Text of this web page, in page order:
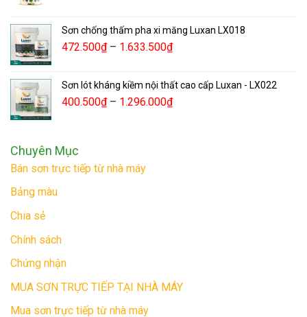
Sơn chống thấm pha xi măng Luxan LX018
472.500₫– 1.633.500₫
Sơn lót kháng kiềm nội thất cao cấp Luxan - LX022
400.500₫– 1.296.000₫
Chuyên Mục
Bán sơn trực tiếp từ nhà máy
Bảng màu
Chia sẻ
Chính sách
Chứng nhận
MUA SƠN TRỰC TIẾP TẠI NHÀ MÁY
Mua sơn trực tiếp từ nhà máy